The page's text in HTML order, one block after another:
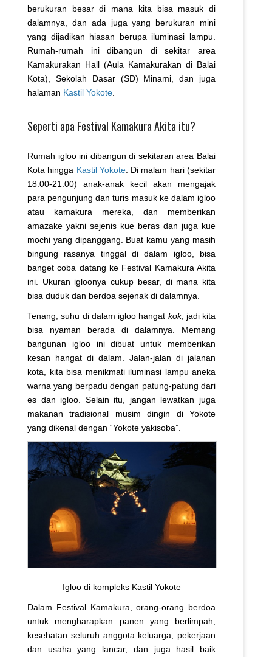
berukuran besar di mana kita bisa masuk di
dalamnya, dan ada juga yang berukuran mini
yang dijadikan hiasan berupa iluminasi lampu.
Rumah-rumah ini dibangun di sekitar area
Kamakurakan Hall (Aula Kamakurakan di Balai
Kota), Sekolah Dasar (SD) Minami, dan juga
halaman Kastil Yokote
Seperti apa Festival Kamakura Akita itu?
Rumah igloo ini dibangun di sekitaran area Balai
Kota hingga Kastil Yokote. Di malam hari (sekitar
18.00-21.00) anak-anak kecil akan mengajak
para pengunjung dan turis masuk ke dalam igloo
atau kamakura mereka, dan memberikan
amazake yakni sejenis kue beras dan juga kue
mochi yang dipanggang. Buat kamu yang masih
bingung rasanya tinggal di dalam igloo, bisa
banget coba datang ke Festival Kamakura Akita
ini. Ukuran igloonya cukup besar, di mana kita
bisa duduk dan berdoa sejenak di dalamnya.
Tenang, suhu di dalam igloo hangat kok, jadi kita
bisa nyaman berada di dalamnya. Memang
bangunan igloo ini dibuat untuk memberikan
kesan hangat di dalam. Jalan-jalan di jalanan
kota, kita bisa menikmati iluminasi lampu aneka
warna yang berpadu dengan patung-patung dari
es dan igloo. Selain itu, jangan lewatkan juga
makanan tradisional musim dingin di Yokote
yang dikenal dengan “Yokote yakisoba”.
Igloo di kompleks Kastil Yokote
Dalam Festival Kamakura, orang-orang berdoa
untuk mengharapkan panen yang berlimpah,
kesehatan seluruh anggota keluarga, pekerjaan
dan usaha yang lancar, dan juga hasil baik